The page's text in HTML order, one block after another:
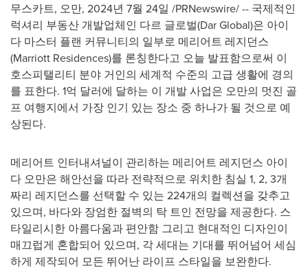
무스카트, 오만, 2024년 7월 24일 /PRNewswire/ -- 국제적인
럭셔리 부동산 개발업체인 다르 글로벌(Dar Global)은 아이
다 마스터 플랜 커뮤니티의 일부로 메리어트 레지던스
(Marriott Residences)를 론칭한다고 오늘 발표함으로써 이
호스피탤리티 분야 거인의 세계적 수준의 고급 생활에 경의
를 표한다. 1억 달러에 달하는 이 개발 사업은 오만의 멋진 골
프 여행지에서 가장 인기 있는 장소 중 하나가 될 것으로 예
상된다.
메리어트 인터내셔널이 관리하는 메리어트 레지던스 아이
다 오만은 해안선을 따라 전략적으로 위치한 침실 1, 2, 3개
짜리 레지던스를 선택할 수 있는 224개의 컬렉션을 갖추고
있으며, 바다와 장엄한 절벽의 탁 트인 전망을 제공한다. 스
타일리시한 아름다움과 편안함 그리고 현대적인 디자인이
매끄럽게 혼합되어 있으며, 각 세대는 기대를 뛰어넘어 세심
하게 제작되어 모든 뛰어난 라이프 스타일을 보완한다.